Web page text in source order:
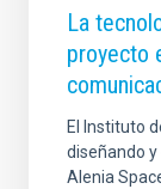
La
proyecto
El Instituto
diseñando
Alenia